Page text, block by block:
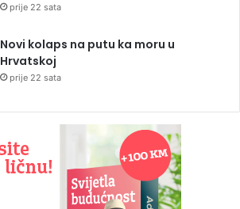
prije 22 sata
Novi kolaps na putu ka moru u
Hrvatskoj
prije 22 sata